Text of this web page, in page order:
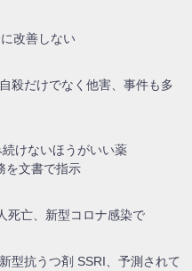
改善しない
殺だけでなく他害、事件も多
けないほうがいい薬
を文書で指示
死亡、新型コロナ感染で
型抗うつ剤 SSRI、予測されて